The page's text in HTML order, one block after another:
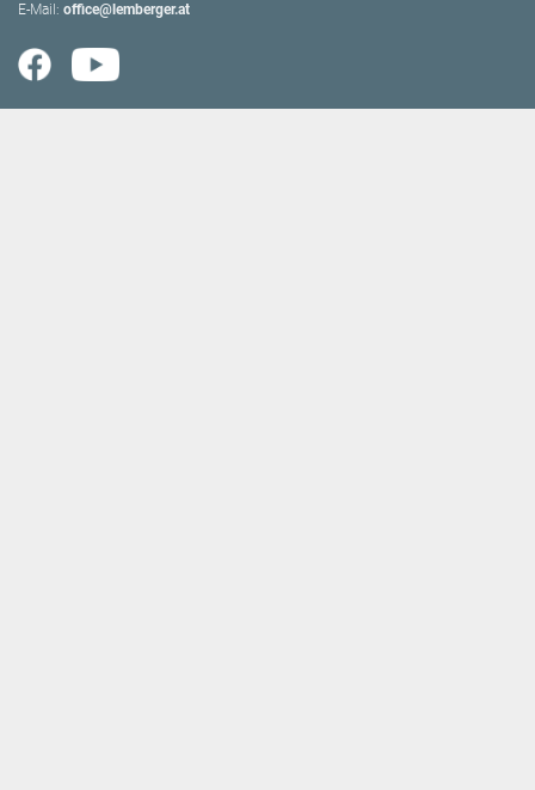
E-Mail: office@lemberger.at